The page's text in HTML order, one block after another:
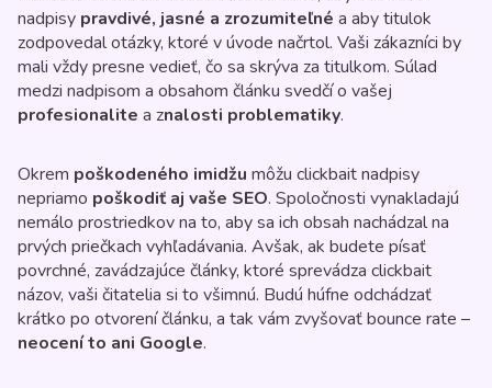
nadpisy pravdivé, jasné a zrozumiteľné a aby titulok
zodpovedal otázky, ktoré v úvode načrtol. Vaši zákazníci by
mali vždy presne vedieť, čo sa skrýva za titulkom. Súlad
medzi nadpisom a obsahom článku svedčí o vašej
profesionalite a znalosti problematiky.
Okrem poškodeného imidžu môžu clickbait nadpisy
nepriamo poškodiť aj vaše SEO. Spoločnosti vynakladajú
nemálo prostriedkov na to, aby sa ich obsah nachádzal na
prvých priečkach vyhľadávania. Avšak, ak budete písať
povrchné, zavádzajúce články, ktoré sprevádza clickbait
názov, vaši čitatelia si to všimnú. Budú húfne odchádzať
krátko po otvorení článku, a tak vám zvyšovať bounce rate –
neocení to ani Google.